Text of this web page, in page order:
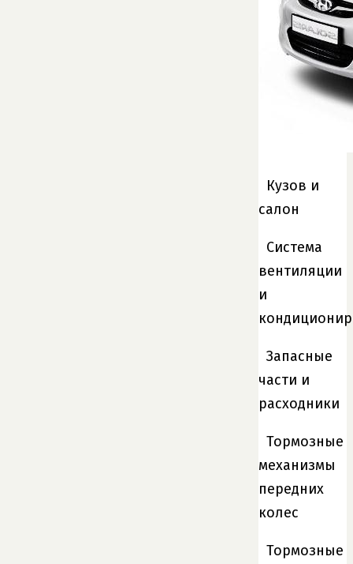
Кузов и
салон
Система
вентиляции
и
Запасные
части и
расходники
Тормозные
механизмы
передних
колес
Тормозные